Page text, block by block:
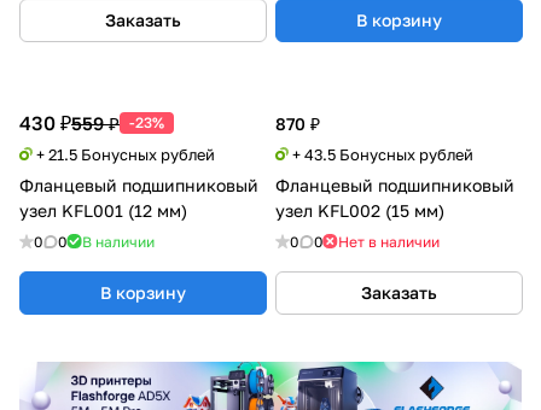
В корзину
430 ₽559 ₽ -23%
+ 21.5 Бонусных рублей
Фланцевый подшипниковый
узел KFL001 (12 мм)
0 0 В наличии
В корзину
870 ₽
+ 43.5 Бонусных рублей
Фланцевый подшипниковый
узел KFL002 (15 мм)
0 0 Нет в наличии
Заказать
Заказать